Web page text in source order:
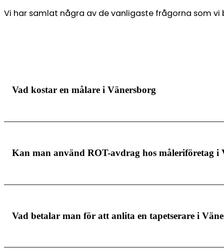
Vi har samlat några av de vanligaste frågorna som
Vad kostar en målare i Vänersborg
Målare i Vänersborg tar lite olika pris beroende på
vad du betalar för och det är viktigt att du anlitar
Kan man använd ROT-avdrag hos måleriföretag i
Måleri i Vänersborg erbjuder dig möjligheten att
offerten, men det kan däremot vara värt att
Vad betalar man för att anlita en tapetserare i